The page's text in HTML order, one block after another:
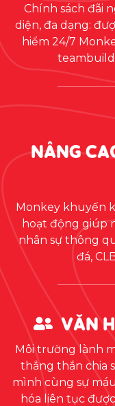
Chính sách đãi
diện, đa dạng:
hiểm 24/7
NÂNG
Monkey khuyến
hoạt động giúp
nhân sự thông
đá,
VĂN
Môi trường lành
thẳng thắn chia
mình cùng sự
hóa liên tục